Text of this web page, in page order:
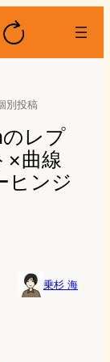
別投稿
レプ
曲線
ヒンジ
乗杉 海